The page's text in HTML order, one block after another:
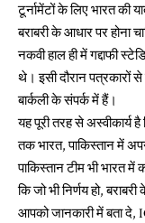
टूर्नामेंटों के लिए भारत की
बराबरी के आधार पर होना
नकवी हाल ही में गद्दाफी
थे। इसी दौरान पत्रकारों
बार्कली के संपर्क में हैं।
यह पूरी तरह से
तक भारत, पाकिस्तान में
पाकिस्तान टीम भी भारत
कि जो भी निर्णय हो,
आपको जानकारी में बता दे,